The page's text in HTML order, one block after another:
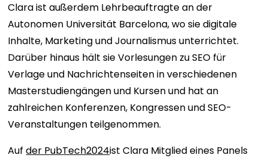
Clara ist außerdem Lehrbeauftragte an der
Autonomen Universität Barcelona, ​​wo sie digitale
Inhalte, Marketing und Journalismus unterrichtet.
Darüber hinaus hält sie Vorlesungen zu SEO für
Verlage und Nachrichtenseiten in verschiedenen
Masterstudiengängen und Kursen und hat an
zahlreichen Konferenzen, Kongressen und SEO-
Veranstaltungen teilgenommen.
Aufder PubTech2024ist Clara Mitglied eines Panels